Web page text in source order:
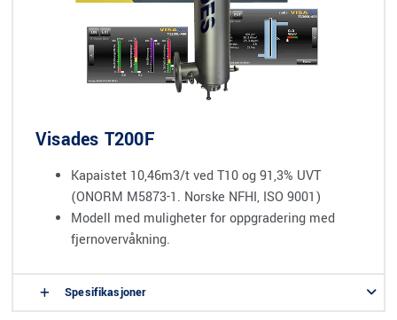
Visades T200F
Kapaistet 10,46m3/t ved T10 og 91,3% UVT
(ONORM M5873-1. Norske NFHI, ISO 9001)
Modell med muligheter for oppgradering med
fjernovervåkning.
Spesifikasjoner